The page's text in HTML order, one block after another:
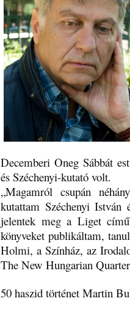
Decemberi Oneg Sábbát
és Széchenyi-kutató volt.
„Magamról csupán
kutattam Széchenyi István
jelentek meg a Liget
könyveket publikáltam,
Holmi, a Színház, az
The New Hungarian
50 haszid történet Martin